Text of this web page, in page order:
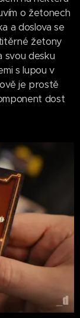
o žetonech
a doslova se
žetony
svou desku
s lupou v
je prostě
dost